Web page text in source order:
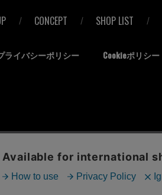
CONCEPT SHOP LIST
ライバシーポリシー Cookieポリシー